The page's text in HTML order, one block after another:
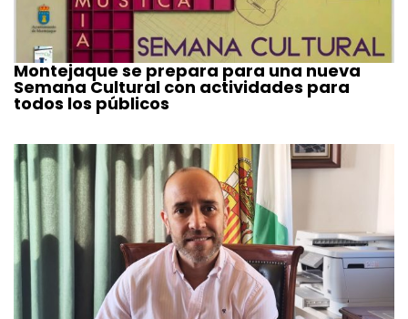
Montejaque se prepara para una nueva
Semana Cultural con actividades para
todos los públicos